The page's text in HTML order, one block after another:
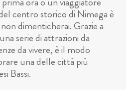
centro storico di Nimega è
dimenticherai. Grazie a
serie di attrazioni da
da vivere, è il modo
una delle città più
Bassi.